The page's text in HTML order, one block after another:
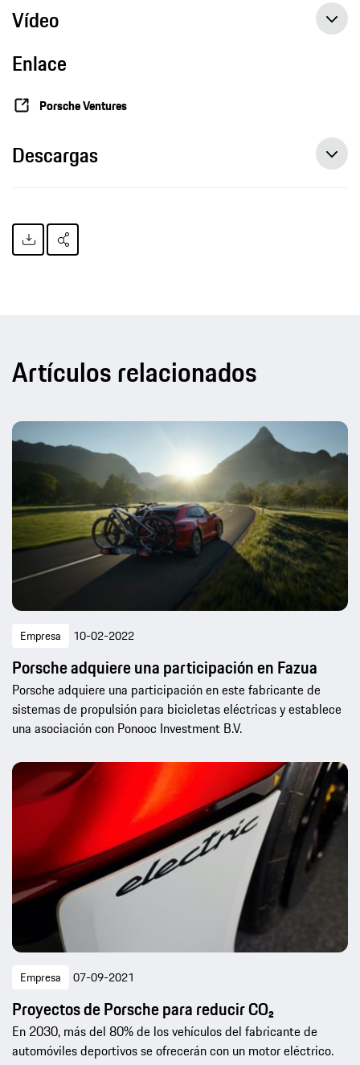
Vídeo
Enlace
Porsche Ventures
Descargas
Artículos relacionados
Empresa 10-02-2022
Porsche adquiere una participación en Fazua
Porsche adquiere una participación en este fabricante de
sistemas de propulsión para bicicletas eléctricas y establece
una asociación con Ponooc Investment B.V.
Empresa 07-09-2021
Proyectos de Porsche para reducir CO₂
En 2030, más del 80% de los vehículos del fabricante de
automóviles deportivos se ofrecerán con un motor eléctrico.